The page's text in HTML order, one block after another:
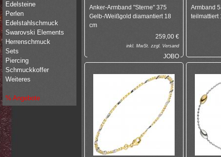
Anker-Armband "Sterne" 375
Gelb-/Weißgold diamantiert 18
cm
259,00 €
inkl. MwSt. zzgl. Versand
JOBO
Armband
teilmattiert
Edelsteine
Perlen
Edelstahlschmuck
Swarovski Elements
Herrenschmuck
Sets
Piercing
Schmuckkoffer
Weiteres
% Angebote